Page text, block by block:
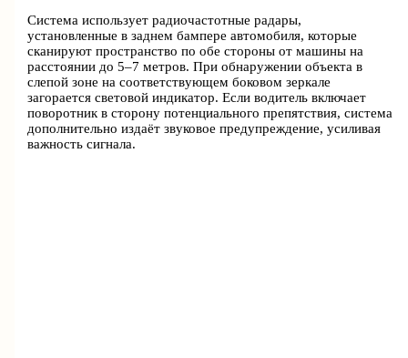
Система использует радиочастотные радары,
установленные в заднем бампере автомобиля, которые
сканируют пространство по обе стороны от машины на
расстоянии до 5–7 метров. При обнаружении объекта в
слепой зоне на соответствующем боковом зеркале
загорается световой индикатор. Если водитель включает
поворотник в сторону потенциального препятствия, система
дополнительно издаёт звуковое предупреждение, усиливая
важность сигнала.